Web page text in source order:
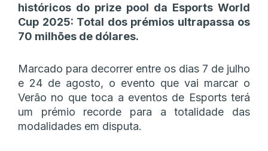
históricos do prize pool da Esports World
Cup 2025: Total dos prémios ultrapassa os
70 milhões de dólares.
Marcado para decorrer entre os dias 7 de julho
e 24 de agosto, o evento que vai marcar o
Verão no que toca a eventos de Esports terá
um prémio recorde para a totalidade das
modalidades em disputa.